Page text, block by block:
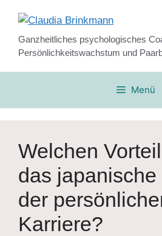
Inhalt
springenGanzheitliches psychologisches
Persönlichkeitswachstum und
Menü
Welchen
das japanische
der
Karriere?